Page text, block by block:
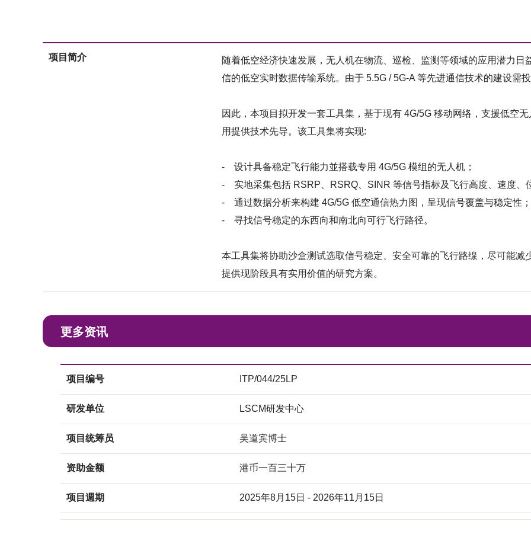
项目简介
随着低空经济快速发展，无人机在物流、巡检、监测等领域的应用潜力
信的低空实时数据传输系统。由于 5.5G / 5G-A 等先进通信技术的建设需
因此，本项目拟开发一套工具集，基于现有 4G/5G 移动网络，支援低空
用提供技术先导。该工具集将实现:
- 设计具备稳定飞行能力並搭载专用 4G/5G 模组的无人机；
- 实地采集包括 RSRP、RSRQ、SINR 等信号指标及飞行高度、速度、
- 通过数据分析来构建 4G/5G 低空通信热力图，呈现信号覆盖与稳定性；
- 寻找信号稳定的东西向和南北向可行飞行路径。
本工具集将协助沙盒测试选取信号稳定、安全可靠的飞行路缐，尽可能
提供现阶段具有实用价值的研究方案。
更多资讯
项目编号 ITP/044/25LP
研发单位 LSCM研发中心
项目统筹员 吴道宾博士
资助金额 港币一百三十万
项目週期 2025年8月15日 - 2026年11月15日